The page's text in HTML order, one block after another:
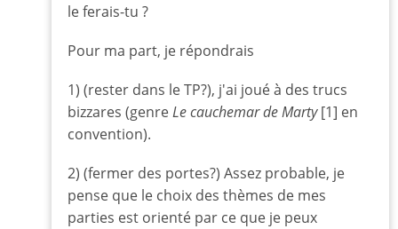
le ferais-tu ?
Pour ma part, je répondrais
1) (rester dans le TP?), j'ai joué à des trucs
bizzares (genreLe cauchemar de Marty[1] en
convention).
2) (fermer des portes?) Assez probable, je
pense que le choix des thèmes de mes
parties est orienté par ce que je peux